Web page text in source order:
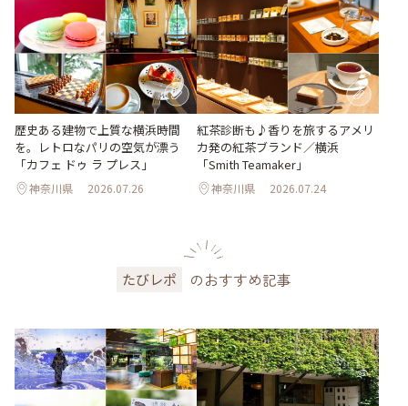
歴史ある建物で上質な横浜時間
を。レトロなパリの空気が漂う
「カフェ ドゥ ラ プレス」
神奈川県 2026.07.26
紅茶診断も♪香りを旅するアメリ
カ発の紅茶ブランド／横浜
「Smith Teamaker」
神奈川県 2026.07.24
たびレポ のおすすめ記事